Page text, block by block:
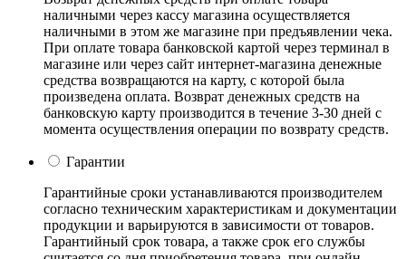
наличными через кассу магазина осуществляется
наличными в этом же магазине при предъявлении чека.
При оплате товара банковской картой через терминал в
магазине или через сайт интернет-магазина денежные
средства возвращаются на карту, с которой была
произведена оплата. Возврат денежных средств на
банковскую карту производится в течение 3-30 дней с
момента осуществления операции по возврату средств.
Гарантии
Гарантийные сроки устанавливаются производителем
согласно техническим характеристикам и документации
продукции и варьируются в зависимости от товаров.
Гарантийный срок товара, а также срок его службы